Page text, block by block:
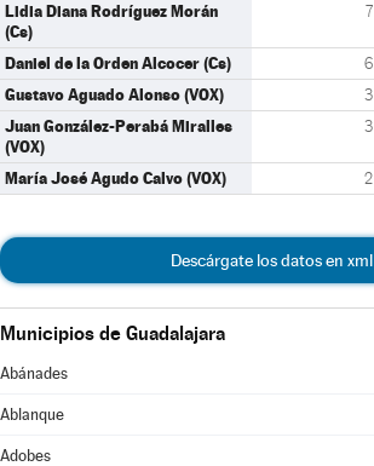
Lidia Diana Rodríguez Morán
(Cs)
7
Daniel de la Orden Alcocer (Cs) 6
Gustavo Aguado Alonso (VOX) 3
Juan González-Perabá Miralles
(VOX)
3
María José Agudo Calvo (VOX) 2
Descárgate los datos en xml
Municipios de Guadalajara
Abánades
Ablanque
Adobes